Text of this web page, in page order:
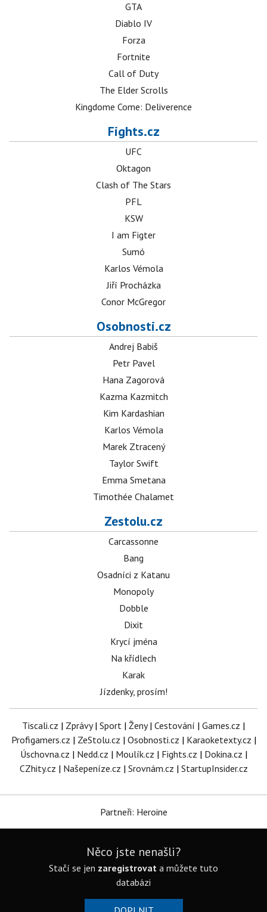
GTA
Diablo IV
Forza
Fortnite
Call of Duty
The Elder Scrolls
Kingdome Come: Deliverence
Fights.cz
UFC
Oktagon
Clash of The Stars
PFL
KSW
I am Figter
Sumó
Karlos Vémola
Jiří Procházka
Conor McGregor
Osobnosti.cz
Andrej Babiš
Petr Pavel
Hana Zagorová
Kazma Kazmitch
Kim Kardashian
Karlos Vémola
Marek Ztracený
Taylor Swift
Emma Smetana
Timothée Chalamet
Zestolu.cz
Carcassonne
Bang
Osadníci z Katanu
Monopoly
Dobble
Dixit
Krycí jména
Na křídlech
Karak
Jízdenky, prosím!
Tiscali.cz | Zprávy| Sport | Ženy| Cestování | Games.cz |
Profigamers.cz | ZeStolu.cz | Osobnosti.cz | Karaoketexty.cz |
Úschovna.cz | Nedd.cz | Moulík.cz | Fights.cz | Dokina.cz |
CZhity.cz | Našepeníze.cz | Srovnám.cz | StartupInsider.cz
Partneři: Heroine
Něco jste nenašli?
Stačí se jen zaregistrovat a můžete tuto
databázi